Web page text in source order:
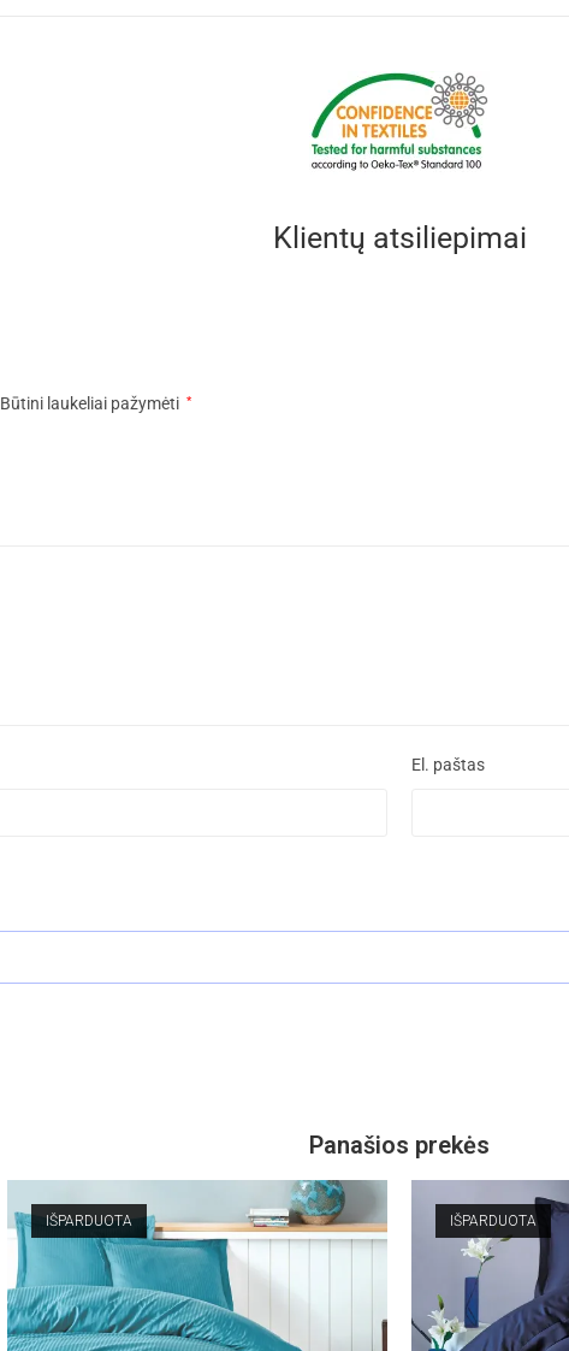
Klientų atsiliepimai
Būtini laukeliai pažymėti *
El. paštas
Panašios prekės
IŠPARDUOTA IŠPARDUOTA